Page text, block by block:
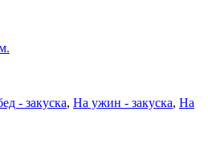
- закуска, На ужин - закуска, На